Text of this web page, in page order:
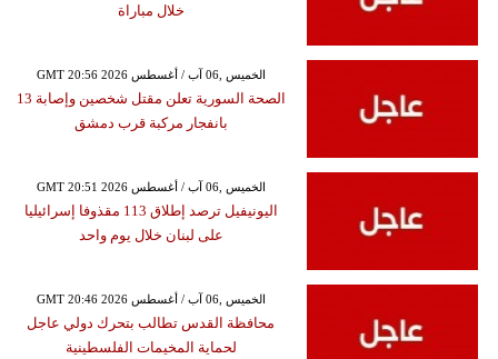
خلال مباراة
GMT 20:56 2026 الخميس ,06 آب / أغسطس
الصحة السورية تعلن مقتل شخصين وإصابة 13
بانفجار مركبة قرب دمشق
GMT 20:51 2026 الخميس ,06 آب / أغسطس
اليونيفيل ترصد إطلاق 113 مقذوفا إسرائيليا
على لبنان خلال يوم واحد
GMT 20:46 2026 الخميس ,06 آب / أغسطس
محافظة القدس تطالب بتحرك دولي عاجل
لحماية المخيمات الفلسطينية